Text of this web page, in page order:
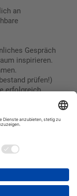
an
Gespräch
inspirieren.
prüfen!)
erfolgreich